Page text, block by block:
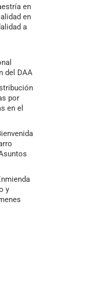
en
en
a
del DAA
por
en el
y